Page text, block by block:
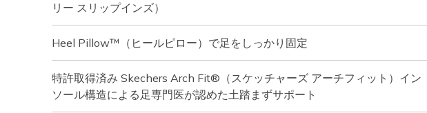
リー スリップインズ）
Heel Pillow™（ヒールピロー）で足をしっかり固定
特許取得済み Skechers Arch Fit®（スケッチャーズ アーチフィット）イン
ソール構造による足専門医が認めた土踏まずサポート